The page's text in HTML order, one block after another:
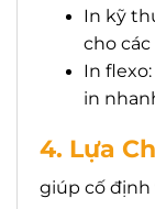
In kỹ
cho
In
in
4. Lựa
giúp cố định